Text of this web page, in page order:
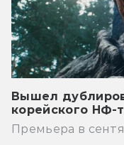
Вышел
корейского НФ-
Премьера в